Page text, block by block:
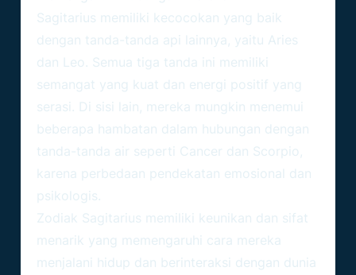
Sagitarius memiliki kecocokan yang baik
dengan tanda-tanda api lainnya, yaitu Aries
dan Leo. Semua tiga tanda ini memiliki
semangat yang kuat dan energi positif yang
serasi. Di sisi lain, mereka mungkin menemui
beberapa hambatan dalam hubungan dengan
tanda-tanda air seperti Cancer dan Scorpio,
karena perbedaan pendekatan emosional dan
psikologis.
Zodiak Sagitarius memiliki keunikan dan sifat
menarik yang memengaruhi cara mereka
menjalani hidup dan berinteraksi dengan dunia